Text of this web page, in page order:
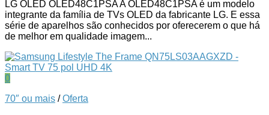
LG OLED OLED48C1PSA A OLED48C1PSA é um modelo
integrante da família de TVs OLED da fabricante LG. E essa
série de aparelhos são conhecidos por oferecerem o que há
de melhor em qualidade imagem...
0
70″ ou mais /Oferta